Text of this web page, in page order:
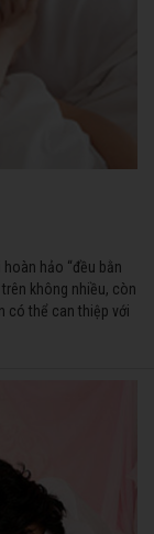
hảo “đều bằn
trên không nhiều, còn
có thể can thiệp với
kết quả trung